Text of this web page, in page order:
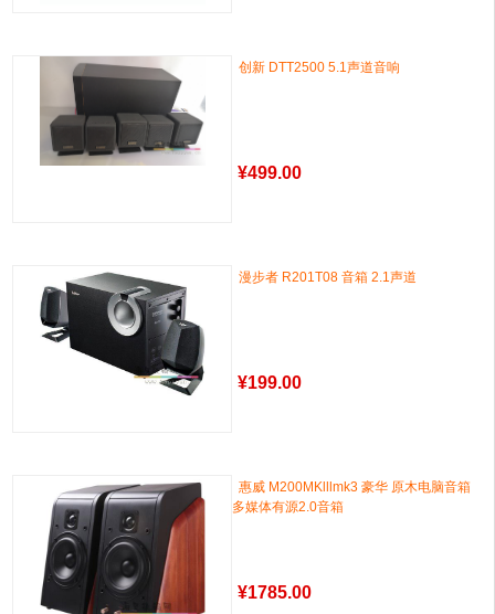
创新 DTT2500 5.1声道音响
¥499.00
漫步者 R201T08 音箱 2.1声道
¥199.00
惠威 M200MKlllmk3 豪华 原木电脑音箱
多媒体有源2.0音箱
¥1785.00